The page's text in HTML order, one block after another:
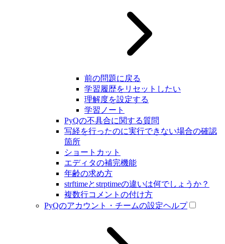
前の問題に戻る
学習履歴をリセットしたい
理解度を設定する
学習ノート
PyQの不具合に関する質問
写経を行ったのに実行できない場合の確認
箇所
ショートカット
エディタの補完機能
年齢の求め方
strftimeとstrptimeの違いは何でしょうか？
複数行コメントの付け方
PyQのアカウント・チームの設定ヘルプ